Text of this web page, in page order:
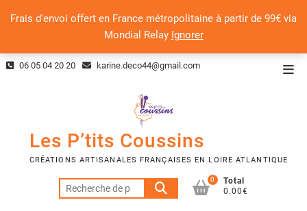
Frais d'envoi offert en France métropolitaine à partir de 99€ via
Mondial Relay Ignorer
Skip 06 05 04 20 20 karine.deco44@gmail.com
Les P’tits Coussins
CRÉATIONS ARTISANALES FRANÇAISES EN LOIRE ATLANTIQUE
Recherche
pour :
0
Total
0.00€